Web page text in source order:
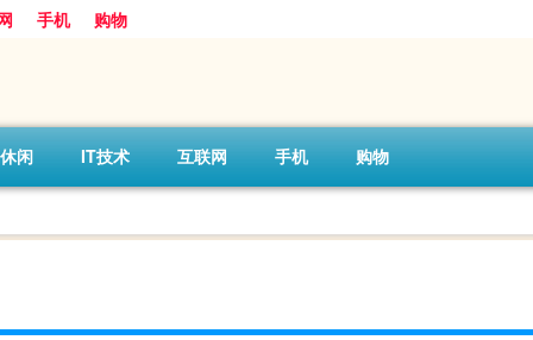
手机 购物
休闲 IT技术 互联网 手机 购物